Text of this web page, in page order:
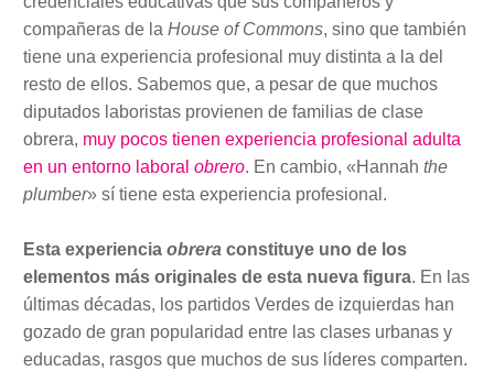
compañeras de la House of Commons, sino que también
tiene una experiencia profesional muy distinta a la del
resto de ellos. Sabemos que, a pesar de que muchos
diputados laboristas provienen de familias de clase
obrera, muy pocos tienen experiencia profesional adulta
en un entorno laboral obrero. En cambio, «Hannah the
plumber» sí tiene esta experiencia profesional.
Esta experiencia obrera constituye uno de los
elementos más originales de esta nueva figura. En las
últimas décadas, los partidos Verdes de izquierdas han
gozado de gran popularidad entre las clases urbanas y
educadas, rasgos que muchos de sus líderes comparten.